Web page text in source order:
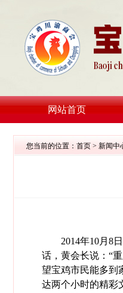
网站首页
您当前的位置： 首页 > 新闻中
2014年10月8日
话，黄会长说：“
望宝鸡市民能多到
达两个小时的精彩